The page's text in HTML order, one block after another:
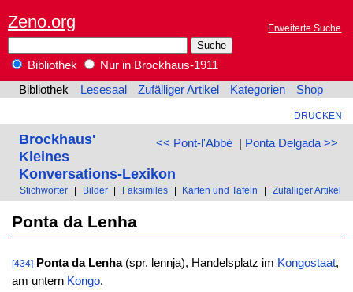
Zeno.org Erweiterte Suche
Bibliothek
Nur in Brockhaus-1911
Bibliothek
Lesesaal Zufälliger Artikel Kategorien Shop
DRUCKEN
<< Pont-l'Abbé| Ponta Delgada >>
Brockhaus'
Kleines
Konversations-Lexikon
Stichwörter Bilder Faksimiles Karten und Tafeln Zufälliger Artikel
Ponta da Lenha
[434] Ponta da Lenha(spr. lennja), Handelsplatz im Kongostaat,
am untern Kongo.